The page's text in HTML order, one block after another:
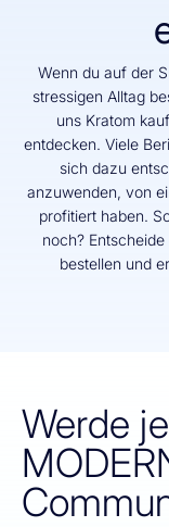
Wenn du auf der
stressigen Alltag
uns Kratom
entdecken. Viele
sich dazu
anzuwenden, von
profitiert haben.
noch?
bestellen und
Werde